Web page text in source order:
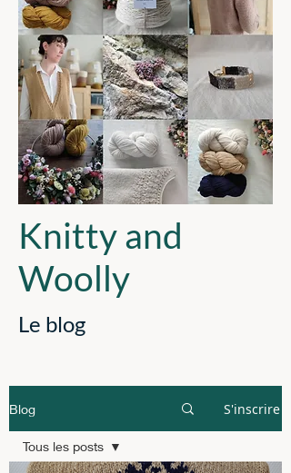
Knitty and
Woolly
Le blog
Blog S'inscrire
Tous les posts